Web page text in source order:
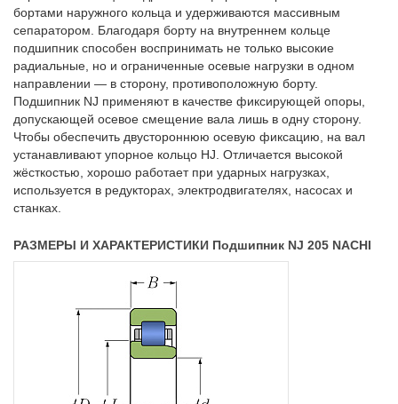
бортами наружного кольца и удерживаются массивным
сепаратором. Благодаря борту на внутреннем кольце
подшипник способен воспринимать не только высокие
радиальные, но и ограниченные осевые нагрузки в одном
направлении — в сторону, противоположную борту.
Подшипник NJ применяют в качестве фиксирующей опоры,
допускающей осевое смещение вала лишь в одну сторону.
Чтобы обеспечить двустороннюю осевую фиксацию, на вал
устанавливают упорное кольцо HJ. Отличается высокой
жёсткостью, хорошо работает при ударных нагрузках,
используется в редукторах, электродвигателях, насосах и
станках.
РАЗМЕРЫ И ХАРАКТЕРИСТИКИ Подшипник NJ 205 NACHI